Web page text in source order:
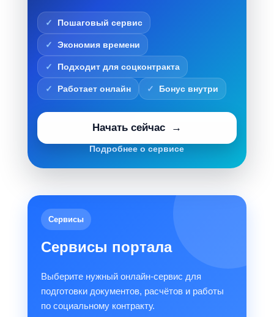
Пошаговый сервис
Экономия времени
Подходит для соцконтракта
Работает онлайн Бонус внутри
Начать сейчас
Подробнее о сервисе
Сервисы
Сервисы портала
Выберите нужный онлайн-сервис для
подготовки документов, расчётов и работы
по социальному контракту.